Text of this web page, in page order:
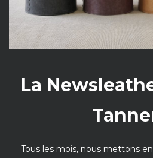
La
Tous les mois, nous mettons